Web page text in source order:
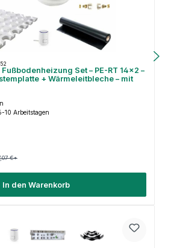
Set – PE-RT 14×2 –
+ Wärmeleitbleche – mit
10 Arbeitstagen
€*
In den Warenkorb